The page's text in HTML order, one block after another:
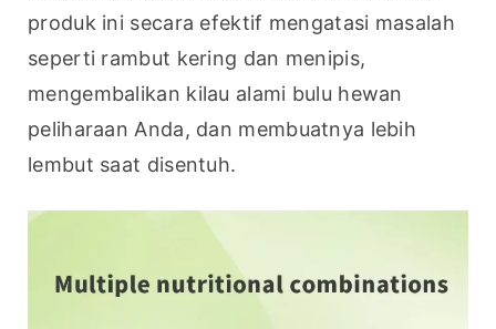
produk ini secara efektif mengatasi masalah
seperti rambut kering dan menipis,
mengembalikan kilau alami bulu hewan
peliharaan Anda, dan membuatnya lebih
lembut saat disentuh.